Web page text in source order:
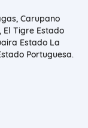
Carupano
El Tigre Estado
Estado La
Portuguesa.